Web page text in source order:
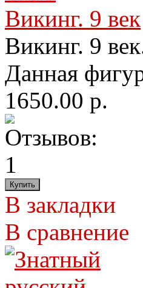
Викинг. 9 век
Викинг. 9
Данная
1650.00 р.
В закладки
В сравнение